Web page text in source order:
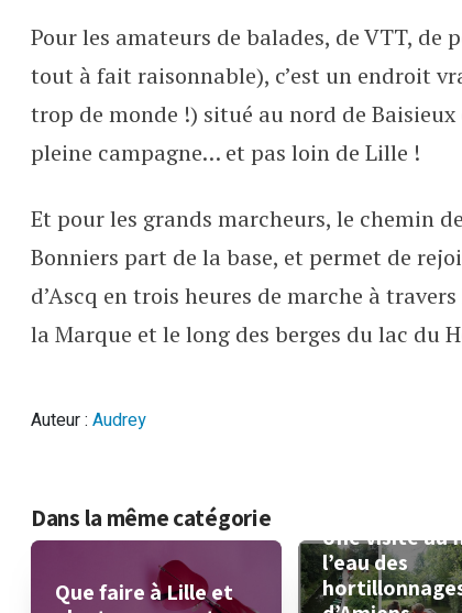
Pour les amateurs de balades, de VTT, de
tout à fait raisonnable), c’est un endroit
trop de monde !) situé au nord de Baisieux
pleine campagne… et pas loin de Lille !
Et pour les grands marcheurs, le chemin
Bonniers part de la base, et permet de
d’Ascq en trois heures de marche à
la Marque et le long des berges du lac du
Auteur : Audrey
Dans la même catégorie
Que faire à Lille et
Une visite au
l’eau des